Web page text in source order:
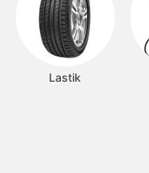
Lastik